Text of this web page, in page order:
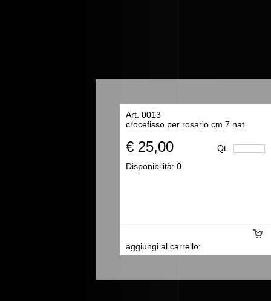
Art. 0013
crocefisso per rosario cm.7 nat.
€ 25,00 Qt.
aggiungi al carrello:
Disponibilità: 0